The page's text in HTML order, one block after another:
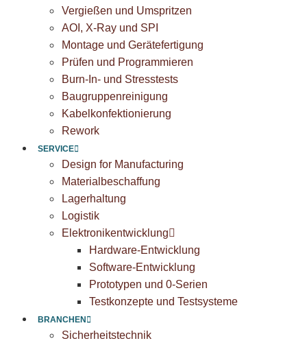
Vergießen und Umspritzen
AOI, X-Ray und SPI
Montage und Gerätefertigung
Prüfen und Programmieren
Burn-In- und Stresstests
Baugruppenreinigung
Kabelkonfektionierung
Rework
SERVICE
Design for Manufacturing
Materialbeschaffung
Lagerhaltung
Logistik
Elektronikentwicklung
Hardware-Entwicklung
Software-Entwicklung
Prototypen und 0-Serien
Testkonzepte und Testsysteme
BRANCHEN
Sicherheitstechnik